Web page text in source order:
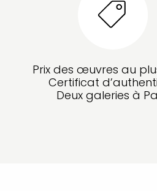
Prix des œuvres au
Certificat
Deux galeries à